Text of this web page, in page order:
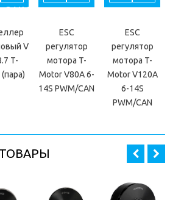
ЗАКАЗ
V
T-
ESC
регулятор
мотора T-
Motor V80A 6-
14S PWM/CAN
ESC
регулятор
мотора T-
Motor V120A
6-14S
PWM/CAN